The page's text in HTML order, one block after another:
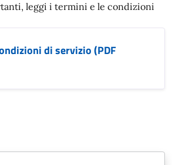
leggi i termini e le condizioni
di servizio (PDF